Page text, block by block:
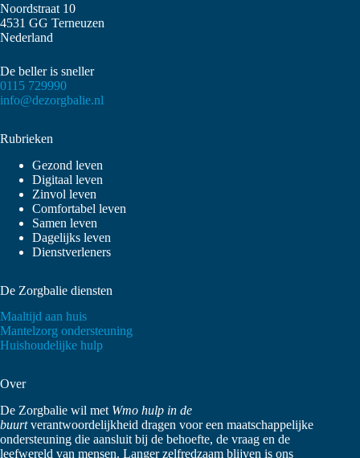
Noordstraat 10
4531 GG Terneuzen
Nederland
De beller is sneller
0115 729990
info@dezorgbalie.nl
Rubrieken
Gezond leven
Digitaal leven
Zinvol leven
Comfortabel leven
Samen leven
Dagelijks leven
Dienstverleners
De Zorgbalie diensten
Maaltijd aan huis
Mantelzorg ondersteuning
Huishoudelijke hulp
Over
De Zorgbalie wil met Wmo hulp in de
buurtverantwoordelijkheid dragen voor een maatschappelijke
ondersteuning die aansluit bij de behoefte, de vraag en de
leefwereld van mensen. Langer zelfredzaam blijven is ons